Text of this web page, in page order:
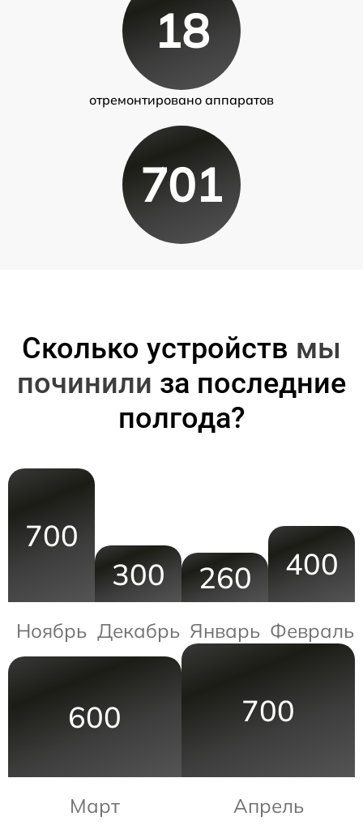
18
отремонтировано аппаратов
701
Сколько устройств мы
починили за последние
полгода?
700
Ноябрь
300
Декабрь
260
Январь
400
Февраль
600
Март
700
Апрель